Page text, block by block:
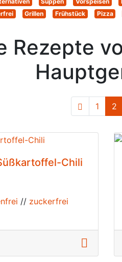
Grillen Frühstück Pizza
Rezepte
1 2
Chili
// zuckerfrei